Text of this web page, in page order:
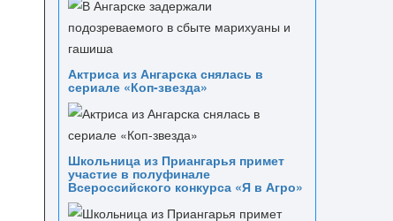
Актриса из Ангарска снялась в
сериале «Коп-звезда»
Школьница из Приангарья примет
участие в полуфинале
Всероссийского конкурса «Я в Агро»